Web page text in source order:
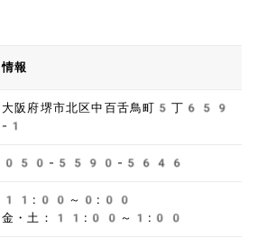
情報
大阪府堺市北区中百舌鳥町5丁659
-1
050-5590-5646
11:00～0:00
金・土：11:00～1:00